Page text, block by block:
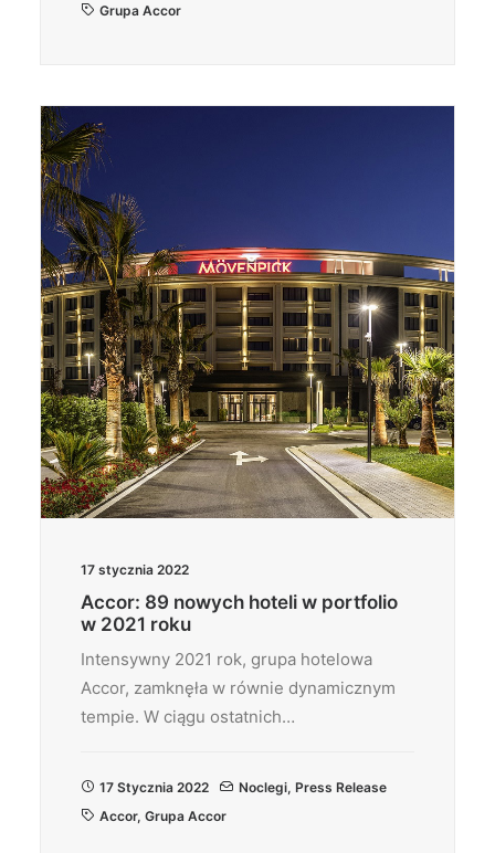
Grupa Accor
17 stycznia 2022
Accor: 89 nowych hoteli w portfolio
w 2021 roku
Intensywny 2021 rok, grupa hotelowa
Accor, zamknęła w równie dynamicznym
tempie. W ciągu ostatnich…
17 Stycznia 2022 Noclegi, Press Release
Accor, Grupa Accor